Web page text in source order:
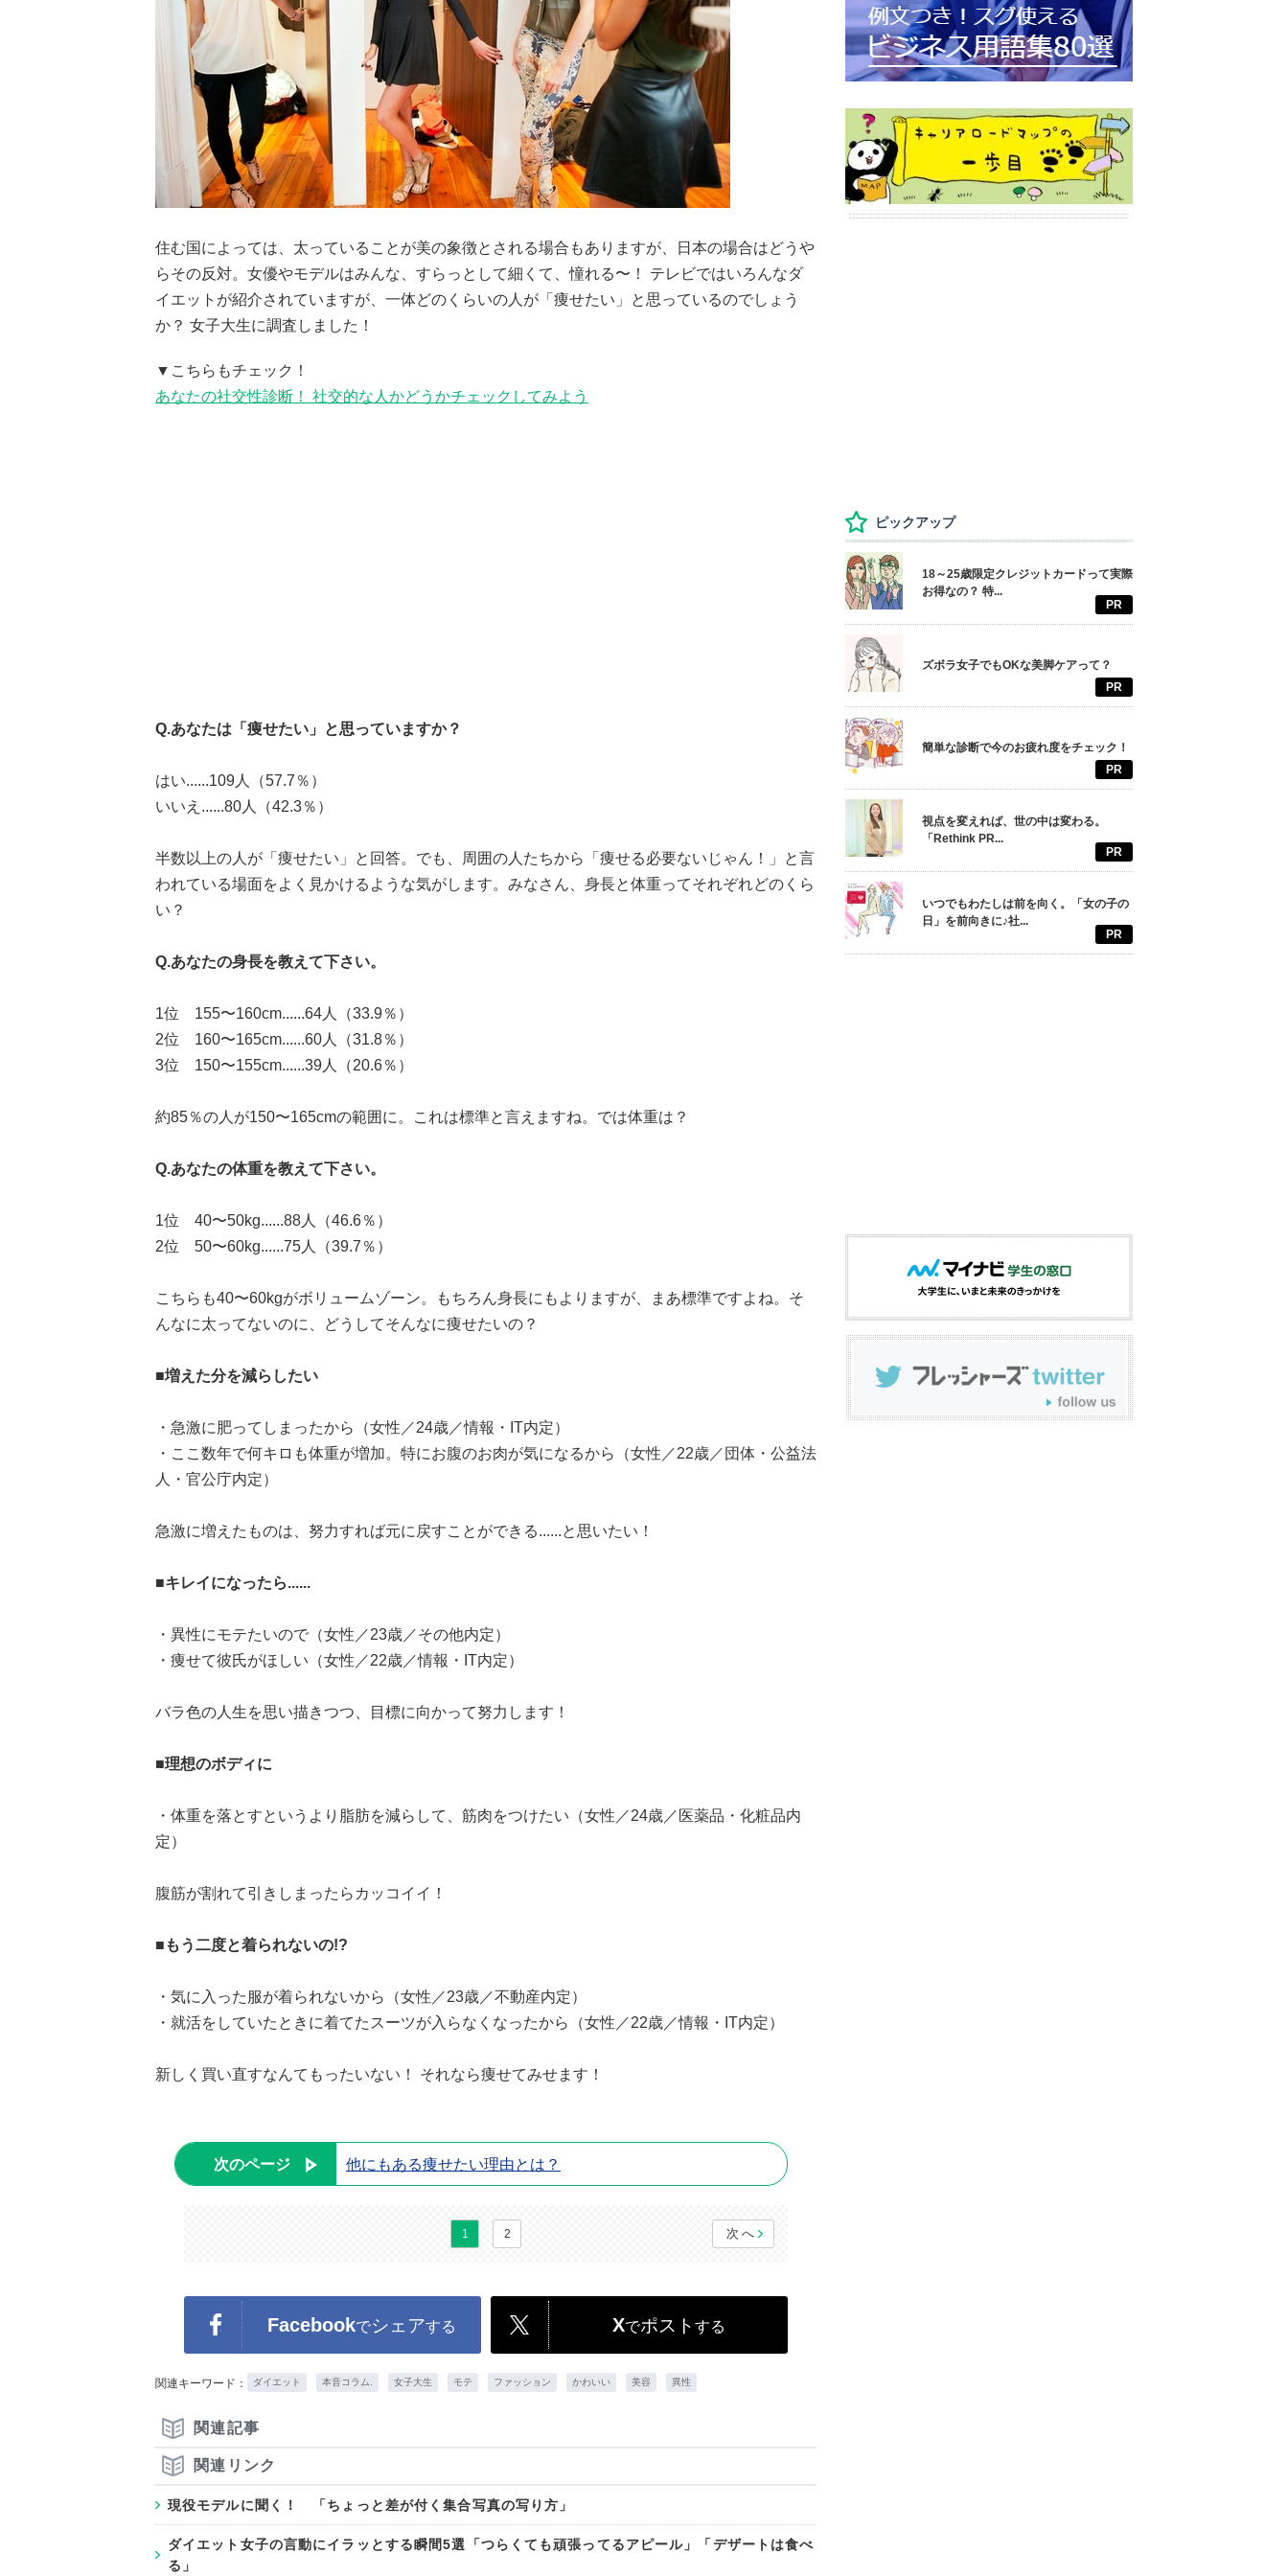
住む国によっては、太っていることが美の象徴とされる場合もありますが、日本の場合はどうや
らその反対。女優やモデルはみんな、すらっとして細くて、憧れる〜！ テレビではいろんなダ
イエットが紹介されていますが、一体どのくらいの人が「痩せたい」と思っているのでしょう
か？ 女子大生に調査しました！
▼こちらもチェック！
あなたの社交性診断！ 社交的な人かどうかチェックしてみよう
Q.あなたは「痩せたい」と思っていますか？
はい......109人（57.7％）
いいえ......80人（42.3％）
半数以上の人が「痩せたい」と回答。でも、周囲の人たちから「痩せる必要ないじゃん！」と言
われている場面をよく見かけるような気がします。みなさん、身長と体重ってそれぞれどのくら
い？
Q.あなたの身長を教えて下さい。
1位 155〜160cm......64人（33.9％）
2位 160〜165cm......60人（31.8％）
3位 150〜155cm......39人（20.6％）
約85％の人が150〜165cmの範囲に。これは標準と言えますね。では体重は？
Q.あなたの体重を教えて下さい。
1位 40〜50kg......88人（46.6％）
2位 50〜60kg......75人（39.7％）
こちらも40〜60kgがボリュームゾーン。もちろん身長にもよりますが、まあ標準ですよね。そ
んなに太ってないのに、どうしてそんなに痩せたいの？
■増えた分を減らしたい
・急激に肥ってしまったから（女性／24歳／情報・IT内定）
・ここ数年で何キロも体重が増加。特にお腹のお肉が気になるから（女性／22歳／団体・公益法
人・官公庁内定）
急激に増えたものは、努力すれば元に戻すことができる......と思いたい！
■キレイになったら......
・異性にモテたいので（女性／23歳／その他内定）
・痩せて彼氏がほしい（女性／22歳／情報・IT内定）
バラ色の人生を思い描きつつ、目標に向かって努力します！
■理想のボディに
・体重を落とすというより脂肪を減らして、筋肉をつけたい（女性／24歳／医薬品・化粧品内
定）
腹筋が割れて引きしまったらカッコイイ！
■もう二度と着られないの!?
・気に入った服が着られないから（女性／23歳／不動産内定）
・就活をしていたときに着てたスーツが入らなくなったから（女性／22歳／情報・IT内定）
新しく買い直すなんてもったいない！ それなら痩せてみせます！
次のページ 他にもある痩せたい理由とは？
1 2 次へ
Facebookでシェアする Xでポスト する
関連キーワード： ダイエット 本音コラム. 女子大生 モテ ファッション かわいい 美容 異性
関連記事
関連リンク
現役モデルに聞く！ 「ちょっと差が付く集合写真の写り方」
ダイエット女子の言動にイラッとする瞬間5選「つらくても頑張ってるアピール」「デザートは食べ
る」
ピックアップ
18～25歳限定クレジットカードって実際
お得なの？ 特...
PR
ズボラ女子でもOKな美脚ケアって？
PR
簡単な診断で今のお疲れ度をチェック！
PR
視点を変えれば、世の中は変わる。
「Rethink PR...
PR
いつでもわたしは前を向く。「女の子の
日」を前向きに♪社...
PR